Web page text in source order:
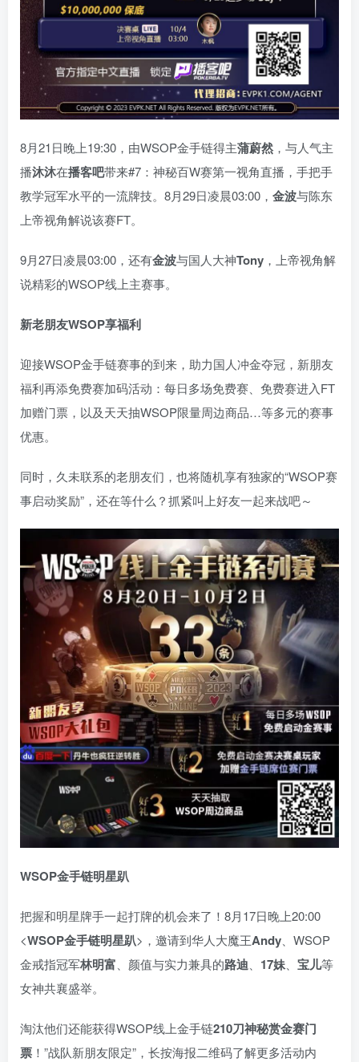
8月21日晚上19:30，由WSOP金手链得主蒲蔚然 ，与人气主
播沐沐在播客吧带来#7：神秘百W赛第一视角直播，手把手
教学冠军水平的一流牌技。8月29日凌晨03:00， 金波与陈东
上帝视角解说该赛FT。
9月27日凌晨03:00，还有金波与国人大神Tony ，上帝视角解
说精彩的WSOP线上主赛事。
新老朋友WSOP享福利
迎接WSOP金手链赛事的到来，助力国人冲金夺冠，新朋友
福利再添免费赛加码活动：每日多场免费赛、免费赛进入FT
加赠门票，以及天天抽WSOP限量周边商品…等多元的赛事
优惠。
同时，久未联系的老朋友们，也将随机享有独家的“WSOP赛
事启动奖励”，还在等什么？抓紧叫上好友一起来战吧～
WSOP金手链明星趴
把握和明星牌手一起打牌的机会来了！8月17日晚上20:00
<WSOP金手链明星趴>，邀请到华人大魔王Andy 、WSOP
金戒指冠军林明富 、颜值与实力兼具的路迪 17妹 宝儿等
女神共襄盛举。
淘汰他们还能获得WSOP线上金手链210刀神秘赏金赛门
票 ！”战队新朋友限定”，长按海报二维码了解更多活动内